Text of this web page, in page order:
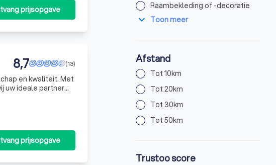
prijsopgave
(13)
8,7
en kwaliteit. Met
uw ideale partner
prijsopgave
Raambekleding of -decoratie
expand_more Toon meer
Afstand
Tot 10km
Tot 20km
Tot 30km
Tot 50km
Trustoo score